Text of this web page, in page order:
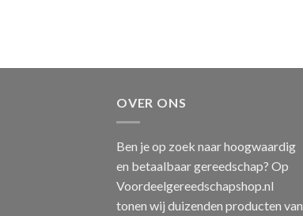
OVER ONS
Ben je op zoek naar hoogwaardig
en betaalbaar gereedschap? Op
Voordeelgereedschapshop.nl
tonen wij duizenden producten van